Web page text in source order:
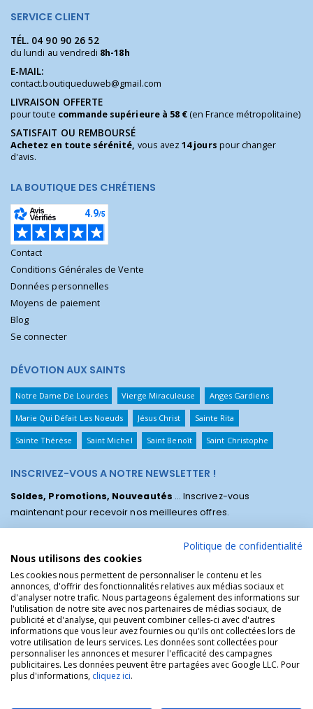
SERVICE CLIENT
TÉL. 04 90 90 26 52
du lundi au vendredi 8h-18h
E-MAIL:
contact.boutiqueduweb@gmail.com
LIVRAISON OFFERTE
pour toute commande supérieure à 58 €(en France métropolitaine)
SATISFAIT OU REMBOURSÉ
Achetez en toute sérénité, vous avez14 jours pour changer
d'avis.
LA BOUTIQUE DES CHRÉTIENS
Contact
Conditions Générales de Vente
Données personnelles
Moyens de paiement
Blog
Se connecter
DÉVOTION AUX SAINTS
Notre Dame De Lourdes Vierge Miraculeuse Anges Gardiens
Marie Qui Défait Les Noeuds Jésus Christ Sainte Rita
Sainte Thérèse Saint Michel Saint Benoît Saint Christophe
INSCRIVEZ-VOUS A NOTRE NEWSLETTER !
Soldes, Promotions, Nouveautés ... Inscrivez-vous
maintenant pour recevoir nos meilleures offres.
La Boutique des Chrétiens © | La boutique religieuse chrétienne de
référence !.
Politique de confidentialité
Nous utilisons des cookies
Les cookies nous permettent de personnaliser le contenu et les
annonces, d'offrir des fonctionnalités relatives aux médias sociaux et
d'analyser notre trafic. Nous partageons également des informations sur
l'utilisation de notre site avec nos partenaires de médias sociaux, de
publicité et d'analyse, qui peuvent combiner celles-ci avec d'autres
informations que vous leur avez fournies ou qu'ils ont collectées lors de
votre utilisation de leurs services. Les données sont collectées pour
personnaliser les annonces et mesurer l'efficacité des campagnes
publicitaires. Les données peuvent être partagées avec Google LLC. Pour
plus d'informations, cliquez ici.